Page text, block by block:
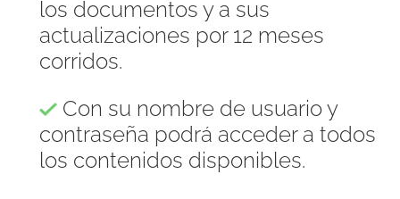
los documentos y a sus
actualizaciones por 12 meses
corridos.
Con su nombre de usuario y
contraseña podrá acceder a todos
los contenidos disponibles.